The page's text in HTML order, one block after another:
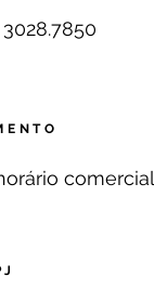
3028.7850
comercial